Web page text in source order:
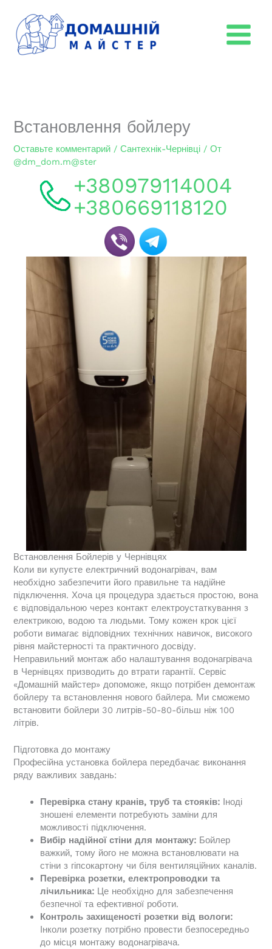
содержимому
Встановлення бойлеру
Оставьте комментарий /Сантехнік-Чернівці / От
@dm_dom.m@ster
+380979114004
+380669118120
Встановлення Бойлерів у Чернівцях
Коли ви купуєте електричний водонагрівач, вам
необхідно забезпечити його правильне та надійне
підключення. Хоча ця процедура здається простою, вона
є відповідальною через контакт електроустаткування з
електрикою, водою та людьми. Тому кожен крок цієї
роботи вимагає відповідних технічних навичок, високого
рівня майстерності та практичного досвіду.
Неправильний монтаж або налаштування водонагрівача
в Чернівцях призводить до втрати гарантії. Сервіс
«Домашній майстер» допоможе, якщо потрібен демонтаж
бойлеру та встановлення нового байлера. Ми сможемо
встановити бойлери 30 литрів-50-80-більш ніж 100
літрів.
Підготовка до монтажу
Професійна установка бойлера передбачає виконання
ряду важливих завдань:
Перевірка стану кранів, труб та стояків: Іноді
зношені елементи потребують заміни для
можливості підключення.
Вибір надійної стіни для монтажу: Бойлер
важкий, тому його не можна встановлювати на
стіни з гіпсокартону чи біля вентиляційних каналів.
Перевірка розетки, електропроводки та
лічильника: Це необхідно для забезпечення
безпечної та ефективної роботи.
Контроль захищеності розетки від вологи:
Інколи розетку потрібно провести безпосередньо
до місця монтажу водонагрівача.